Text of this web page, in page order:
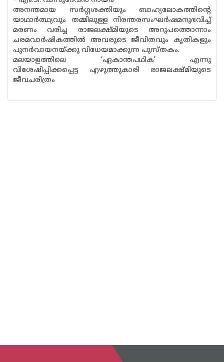
അനന്തമായ സര്‍ഗ്ഗശക്തിയും ബാഹ്യലോകത്തിന്റെ
യാഥാര്‍ത്ഥ്യവും തമ്മിലുള്ള നിരന്തരസംഘര്‍ഷമനുഭവിച്ച്
മരണം വരിച്ച രാജലക്ഷ്മിയുടെ അറുപത്തൊന്നാം
ചരമവാര്‍ഷികത്തില്‍ അവരുടെ ജീവിതവും കൃതികളും
പുനര്‍വായനയ്ക്കു വിധേയമാക്കുന്ന പുസ്തകം.
മലയാളത്തിലെ ‘ഏകാന്തപഥിക’ എന്നു
വിശേഷിപ്പിക്കപ്പെട്ട എഴുത്തുകാരി രാജലക്ഷ്മിയുടെ
ജീവചരിത്രം